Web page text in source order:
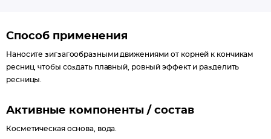
Способ применения
Наносите зигзагообразными движениями от корней к кончикам
ресниц, чтобы создать плавный, ровный эффект и разделить
ресницы.
Активные компоненты / состав
Косметическая основа, вода.